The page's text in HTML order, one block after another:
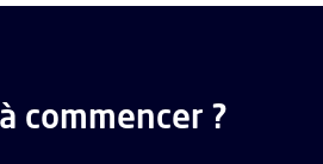
commencer ?